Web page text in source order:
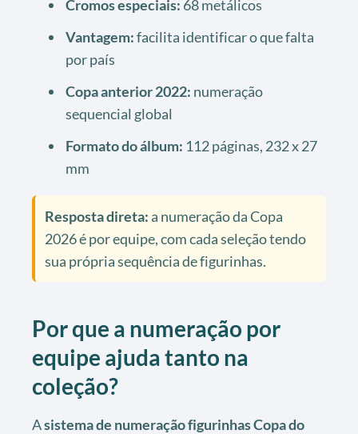
Cromos especiais: 68 metálicos
Vantagem:facilita identificar o que falta
por país
Copa anterior 2022: numeração
sequencial global
Formato do álbum: 112 páginas, 232 x 27
mm
Resposta direta:a numeração da Copa
2026 é por equipe, com cada seleção tendo
sua própria sequência de figurinhas.
Por que a numeração por
equipe ajuda tanto na
coleção?
Asistema de numeração figurinhas Copa do